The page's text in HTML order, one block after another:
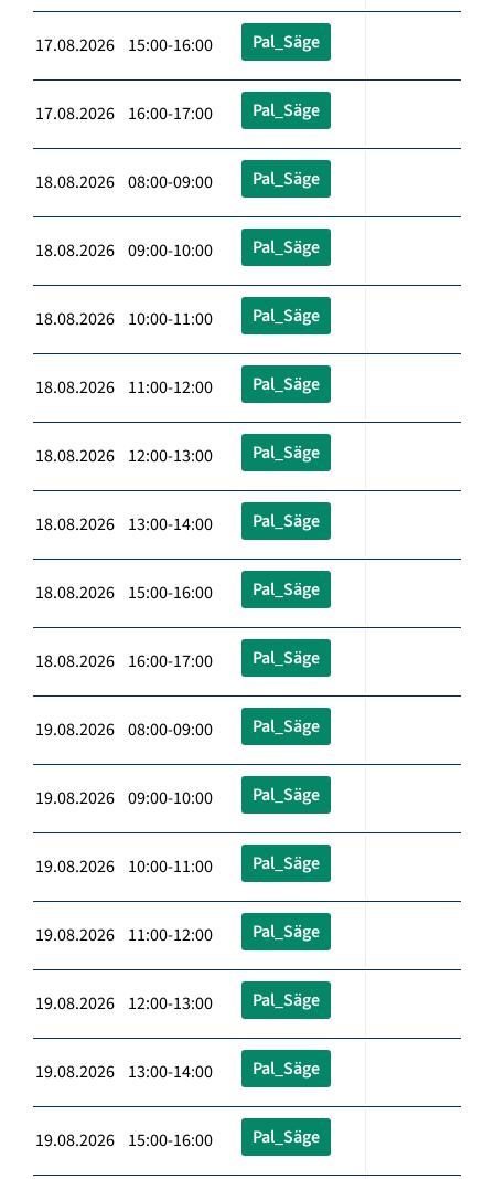
17.08.2026 15:00-16:00 Pal_Säge
17.08.2026 16:00-17:00 Pal_Säge
18.08.2026 08:00-09:00 Pal_Säge
18.08.2026 09:00-10:00 Pal_Säge
18.08.2026 10:00-11:00 Pal_Säge
18.08.2026 11:00-12:00 Pal_Säge
18.08.2026 12:00-13:00 Pal_Säge
18.08.2026 13:00-14:00 Pal_Säge
18.08.2026 15:00-16:00 Pal_Säge
18.08.2026 16:00-17:00 Pal_Säge
19.08.2026 08:00-09:00 Pal_Säge
19.08.2026 09:00-10:00 Pal_Säge
19.08.2026 10:00-11:00 Pal_Säge
19.08.2026 11:00-12:00 Pal_Säge
19.08.2026 12:00-13:00 Pal_Säge
19.08.2026 13:00-14:00 Pal_Säge
19.08.2026 15:00-16:00 Pal_Säge